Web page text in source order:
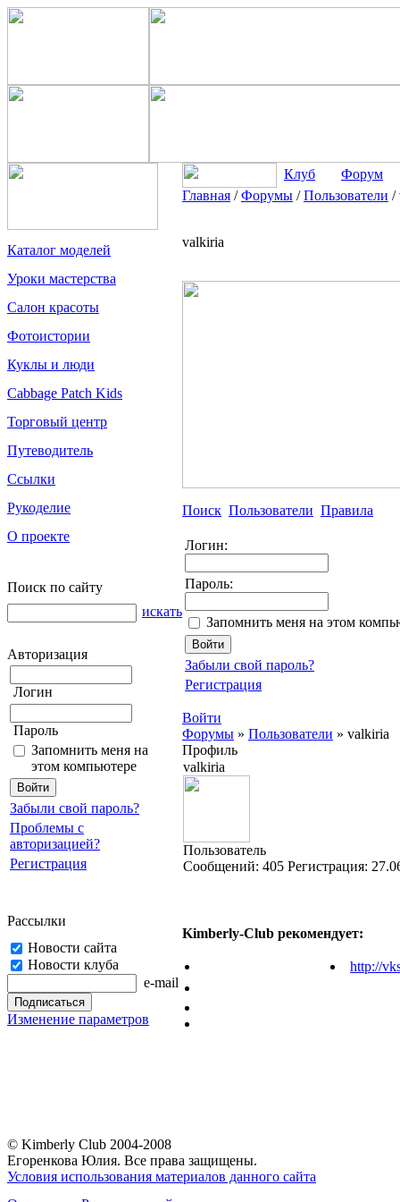
Каталог моделей
Уроки мастерства
Салон красоты
Фотоистории
Куклы и люди
Cabbage Patch Kids
Торговый центр
Путеводитель
Ссылки
Рукоделие
О проекте
Поиск по сайту
искать
Авторизация
Логин
Пароль
Запомнить меня на
этом компьютере
Забыли свой пароль?
Проблемы с
авторизацией?
Регистрация
Рассылки
Новости сайта
Новости клуба
e-mail
Изменение параметров
Клуб
Форум
Главная /Форумы /Пользователи /
valkiria
Поиск Пользователи Правила
Логин:
Пароль:
Запомнить меня на этом
Забыли свой пароль?
Регистрация
Войти
Форумы » Пользователи » valkiria
Профиль
valkiria
Пользователь
Cообщений: 405 Регистрация:
Kimberly-Club рекомендует:
http://
© Kimberly Club 2004-2008
Егоренкова Юлия. Все права защищены.
Условия использования материалов данного сайта